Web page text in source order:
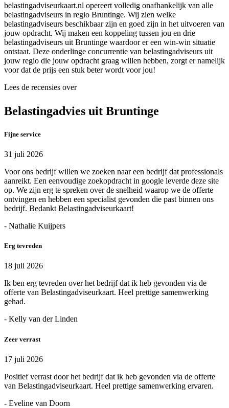
belastingadviseurkaart.nl opereert volledig onafhankelijk van alle
belastingadviseurs in regio Bruntinge. Wij zien welke
belastingadviseurs beschikbaar zijn en goed zijn in het uitvoeren van
jouw opdracht. Wij maken een koppeling tussen jou en drie
belastingadviseurs uit Bruntinge waardoor er een win-win situatie
ontstaat. Deze onderlinge concurrentie van belastingadviseurs uit
jouw regio die jouw opdracht graag willen hebben, zorgt er namelijk
voor dat de prijs een stuk beter wordt voor jou!
Lees de recensies over
Belastingadvies uit Bruntinge
Fijne service
31 juli 2026
Voor ons bedrijf willen we zoeken naar een bedrijf dat professionals
aanreikt. Een eenvoudige zoekopdracht in google leverde deze site
op. We zijn erg te spreken over de snelheid waarop we de offerte
ontvingen en hebben een specialist gevonden die past binnen ons
bedrijf. Bedankt Belastingadviseurkaart!
- Nathalie Kuijpers
Erg tevreden
18 juli 2026
Ik ben erg tevreden over het bedrijf dat ik heb gevonden via de
offerte van Belastingadviseurkaart. Heel prettige samenwerking
gehad.
- Kelly van der Linden
Zeer verrast
17 juli 2026
Positief verrast door het bedrijf dat ik heb gevonden via de offerte
van Belastingadviseurkaart. Heel prettige samenwerking ervaren.
- Eveline van Doorn